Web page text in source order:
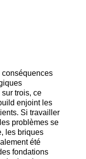
conséquences
trois, ce
enjoint les
Si travailler
problèmes se
les briques
été
fondations